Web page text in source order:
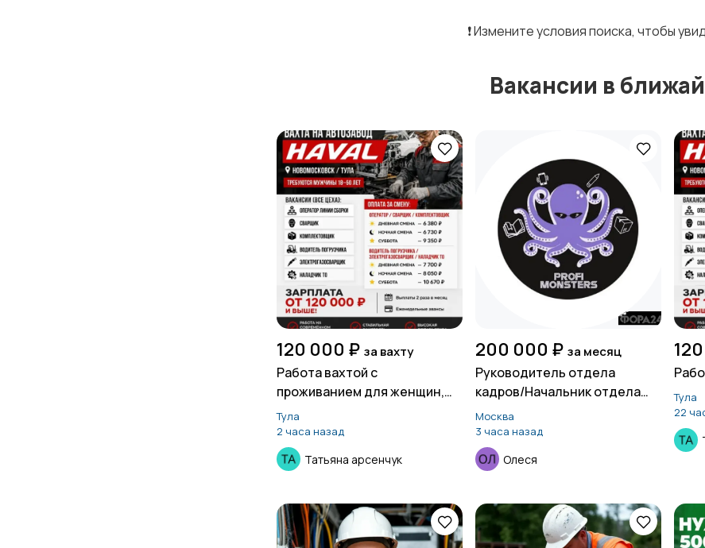
❗️ Измените условия поиска, чтобы
Вакансии в
120 000 ₽ за вахту
Работа вахтой с
проживанием для женщин,
для мужчин
Тула
2 часа назад
Татьяна арсенчук
200 000 ₽ за месяц
Руководитель отдела
кадров/Начальник отдела
кадров
Москва
3 часа назад
Олеся
Тула
22